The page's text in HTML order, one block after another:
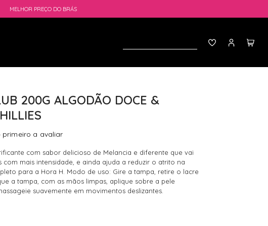
MELHOR PREÇO DO BRÁS
200G ALGODÃO DOCE &
primeiro a avaliar
com sabor delicioso de Melancia e diferente que vai
mais intensidade, e ainda ajuda a reduzir o atrito na
para a Hora H. Modo de uso: Gire a tampa, retire o lacre
a tampa, com as mãos limpas, aplique sobre a pele
suavemente em movimentos deslizantes.